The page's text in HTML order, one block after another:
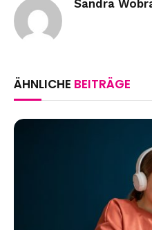
Sandra
ÄHNLICHE BEITRÄGE